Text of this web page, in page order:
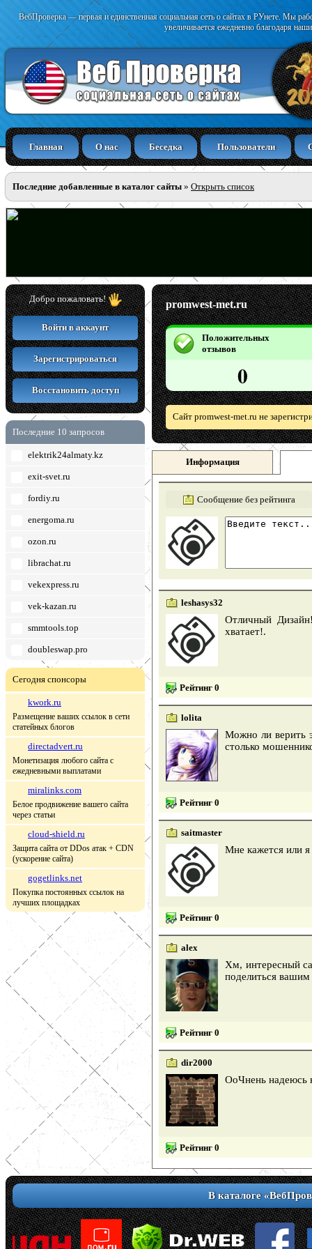
ВебПроверка — первая и единственная социальная сеть о сайтах в РУнете. Мы
увеличивается ежедневно благодаря
Главная О нас Беседка Пользователи
Последние добавленные в каталог сайты » Открыть список
Добро пожаловать!
Войти в аккаунт
Зарегистрироваться
Восстановить доступ
Последние 10 запросов
elektrik24almaty.kz
exit-svet.ru
fordiy.ru
energoma.ru
ozon.ru
librachat.ru
vekexpress.ru
vek-kazan.ru
smmtools.top
doubleswap.pro
Сегодня спонсоры
kwork.ru
Размещение ваших ссылок в сети
статейных блогов
directadvert.ru
Монетизация любого сайта с
ежедневными выплатами
miralinks.com
Белое продвижение вашего сайта
через статьи
cloud-shield.ru
Защита сайта от DDos атак + CDN
(ускорение сайта)
gogetlinks.net
Покупка постоянных ссылок на
лучших площадках
promwest-met.ru
Положительных
отзывов
0
Сайт promwest-met.ru не
Информация
Сообщение без рейтинга
leshasys32
Отличный
хватает!.
Рейтинг 0
lolita
Можно ли верить
столько
Рейтинг 0
saitmaster
Мне кажется или я
Рейтинг 0
alex
Хм, интересный
поделиться
Рейтинг 0
dir2000
ОоЧнень надеюсь
Рейтинг 0
В каталоге